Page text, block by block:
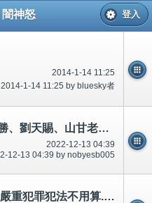
神怒 登入
2014-1-14 11:25
2014-1-14 11:25 by bluesky者
生命,中國電台、新城電台馬撚勝、劉天賜、山甘老人、曾繁光等等,預先/預知有人死？串通?承認,說話前後不一
2022-12-13 04:39
12-13 04:39 by nobyesb005
急澳門、中國。證據/証據,多次嚴重犯罪犯法不用算.../唔駛計。市民犯罪犯法,需要坐牢坐監、無法醫治！公開